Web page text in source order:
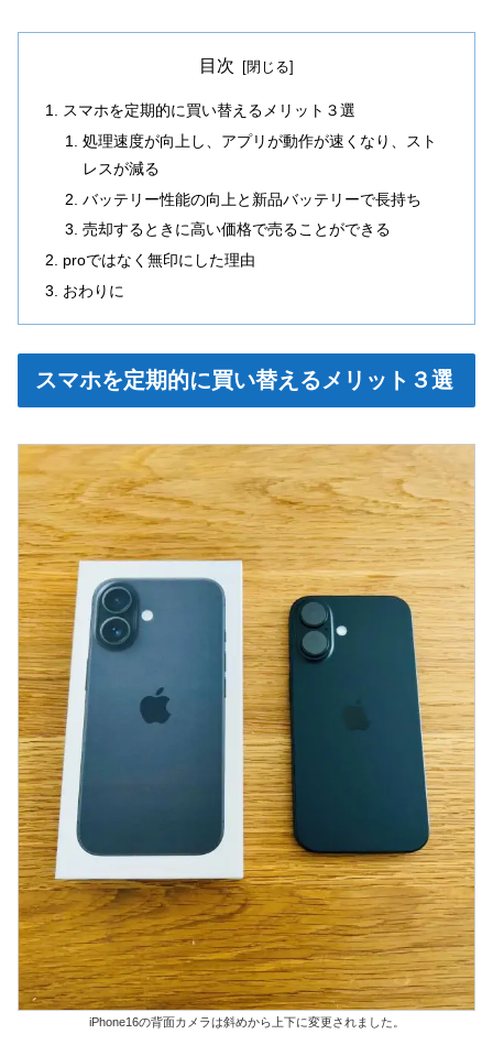
目次
スマホを定期的に買い替えるメリット３選
処理速度が向上し、アプリが動作が速くなり、スト
レスが減る
バッテリー性能の向上と新品バッテリーで長持ち
売却するときに高い価格で売ることができる
proではなく無印にした理由
おわりに
スマホを定期的に買い替えるメリット３選
iPhone16の背面カメラは斜めから上下に変更されました。